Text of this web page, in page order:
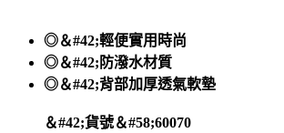
◎＆#42;輕便實用時尚
◎＆#42;防潑水材質
◎＆#42;背部加厚透氣軟墊
＆#42;貨號＆#58;60070